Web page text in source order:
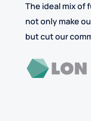
The ideal mix of
not only make
but cut our